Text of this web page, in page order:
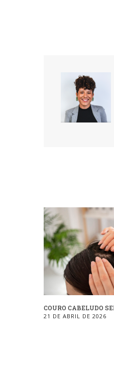
COURO CABELUDO
21 DE ABRIL DE 2026